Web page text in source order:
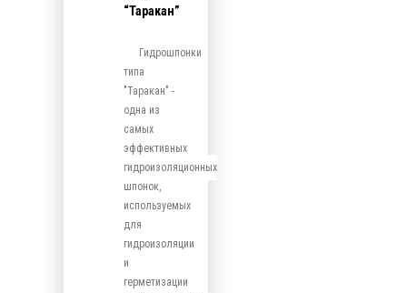
“Таракан”
Гидрошпонки
типа
"Таракан" -
одна из
самых
эффективных
гидроизоляционных
шпонок,
используемых
для
гидроизоляции
и
герметизации